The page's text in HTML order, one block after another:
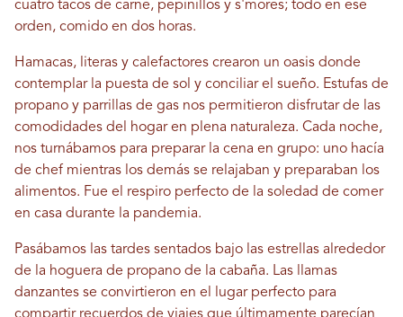
cuatro tacos de carne, pepinillos y s'mores; todo en ese
orden, comido en dos horas.
Hamacas, literas y calefactores crearon un oasis donde
contemplar la puesta de sol y conciliar el sueño. Estufas de
propano y parrillas de gas nos permitieron disfrutar de las
comodidades del hogar en plena naturaleza. Cada noche,
nos turnábamos para preparar la cena en grupo: uno hacía
de chef mientras los demás se relajaban y preparaban los
alimentos. Fue el respiro perfecto de la soledad de comer
en casa durante la pandemia.
Pasábamos las tardes sentados bajo las estrellas alrededor
de la hoguera de propano de la cabaña. Las llamas
danzantes se convirtieron en el lugar perfecto para